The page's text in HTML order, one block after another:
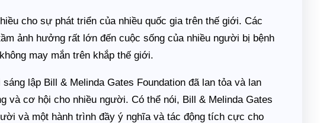
cho sự phát triển của nhiều quốc gia trên thế giới. Các
ảnh hưởng rất lớn đến cuộc sống của nhiều người bị bệnh
may mắn trên khắp thế giới.
lập Bill & Melinda Gates Foundation đã lan tỏa và lan
và cơ hội cho nhiều người. Có thể nói, Bill & Melinda Gates
và một hành trình đầy ý nghĩa và tác động tích cực cho